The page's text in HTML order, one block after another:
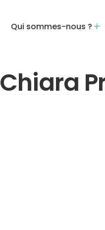
Qui sommes-nous ?
Chiara